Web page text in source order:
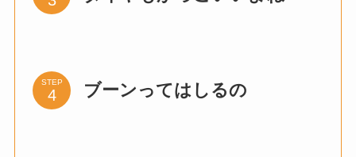
STEP ブーンってはしるの